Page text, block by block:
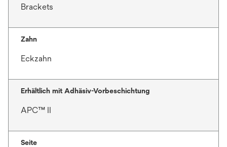
Brackets
Zahn
Eckzahn
Erhältlich mit Adhäsiv-Vorbeschichtung
APC™ II
Seite